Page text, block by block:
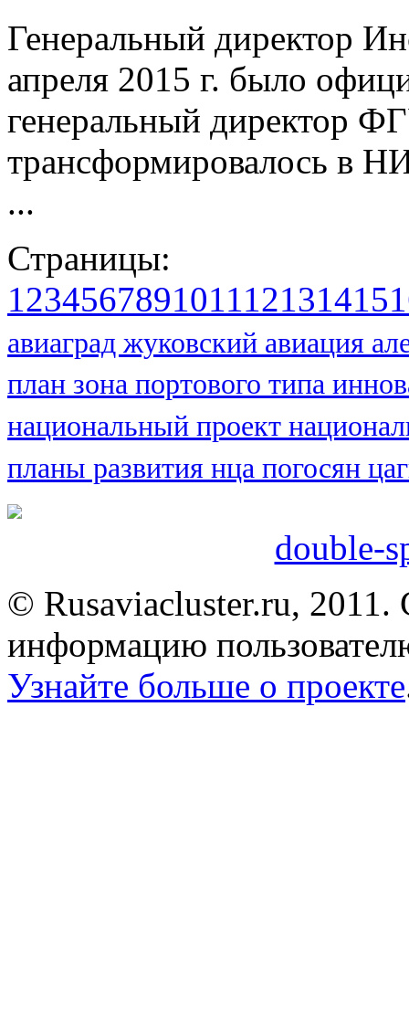
Генеральный директор
апреля 2015 г. было
генеральный директор
трансформировалось в
...
Страницы:
123456789101112131415
авиаград жуковский авиация
план зона портового типа
национальный проект
планы развития нца погосян
double-
© Rusaviacluster.ru, 2011.
информацию
Узнайте больше о проекте